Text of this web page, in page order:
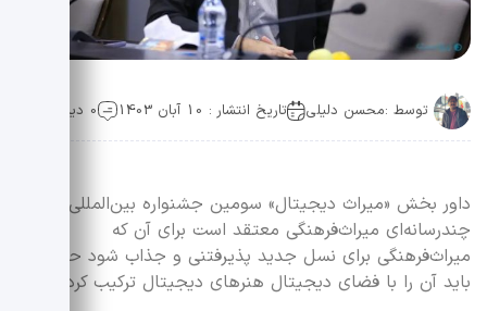
توسط :محسن دلیلی تاریخ انتشار : 10 آبان 1403 0 دیدگاه
داور بخش «میراث دیجیتال» سومین جشنواره بین‌المللی
چندرسانه‌ای میراث‌فرهنگی معتقد است برای آن که
میراث‌فرهنگی برای نسل جدید پذیرفتنی و جذاب شود حتما
باید آن را با فضای دیجیتال هنر‌های دیجیتال ترکیب کرد.